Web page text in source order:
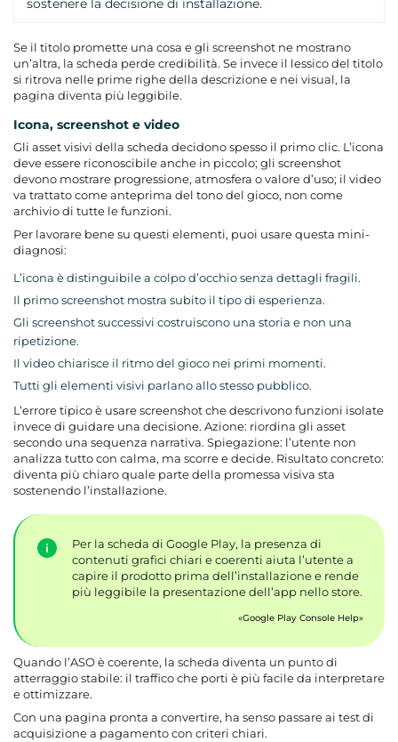
sostenere la decisione di installazione.
Se il titolo promette una cosa e gli screenshot ne mostrano
un’altra, la scheda perde credibilità. Se invece il lessico del titolo
si ritrova nelle prime righe della descrizione e nei visual, la
pagina diventa più leggibile.
Icona, screenshot e video
Gli asset visivi della scheda decidono spesso il primo clic. L’icona
deve essere riconoscibile anche in piccolo; gli screenshot
devono mostrare progressione, atmosfera o valore d’uso; il video
va trattato come anteprima del tono del gioco, non come
archivio di tutte le funzioni.
Per lavorare bene su questi elementi, puoi usare questa mini-
diagnosi:
L’icona è distinguibile a colpo d’occhio senza dettagli fragili.
Il primo screenshot mostra subito il tipo di esperienza.
Gli screenshot successivi costruiscono una storia e non una
ripetizione.
Il video chiarisce il ritmo del gioco nei primi momenti.
Tutti gli elementi visivi parlano allo stesso pubblico.
L’errore tipico è usare screenshot che descrivono funzioni isolate
invece di guidare una decisione. Azione: riordina gli asset
secondo una sequenza narrativa. Spiegazione: l’utente non
analizza tutto con calma, ma scorre e decide. Risultato concreto:
diventa più chiaro quale parte della promessa visiva sta
sostenendo l’installazione.
Per la scheda di Google Play, la presenza di
contenuti grafici chiari e coerenti aiuta l’utente a
capire il prodotto prima dell’installazione e rende
più leggibile la presentazione dell’app nello store.
Google Play Console Help
Quando l’ASO è coerente, la scheda diventa un punto di
atterraggio stabile: il traffico che porti è più facile da interpretare
e ottimizzare.
Con una pagina pronta a convertire, ha senso passare ai test di
acquisizione a pagamento con criteri chiari.